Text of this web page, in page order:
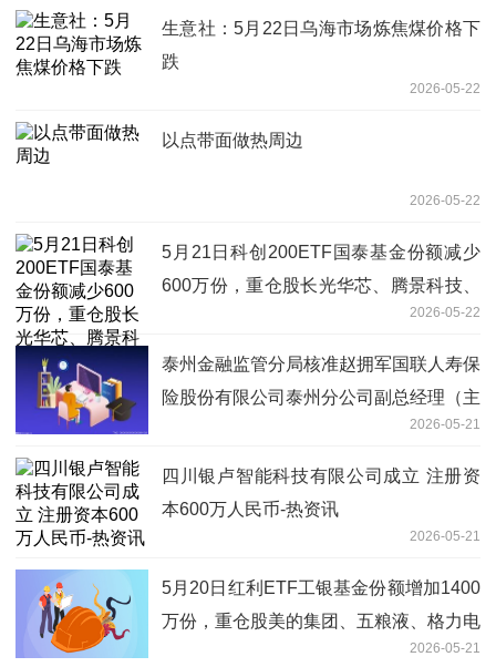
生意社：5月22日乌海市场炼焦煤价格下
跌
2026-05-22
以点带面做热周边
2026-05-22
5月21日科创200ETF国泰基金份额减少
600万份，重仓股长光华芯、腾景科技、
2026-05-22
泰州金融监管分局核准赵拥军国联人寿保
险股份有限公司泰州分公司副总经理（主
2026-05-21
四川银卢智能科技有限公司成立 注册资
本600万人民币-热资讯
2026-05-21
5月20日红利ETF工银基金份额增加1400
万份，重仓股美的集团、五粮液、格力电
2026-05-21